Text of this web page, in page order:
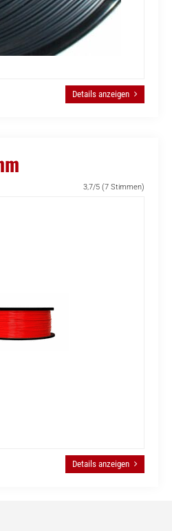
Details anzeigen
3,7/5 (7 Stimmen)
Details anzeigen